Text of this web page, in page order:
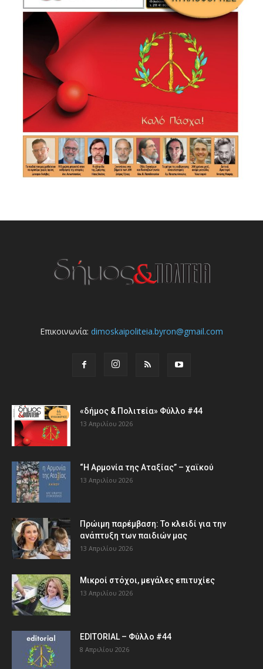
Επικοινωνία: dimoskaipoliteia.byron@gmail.com
«δήμος & Πολιτεία» Φύλλο #44
13 Απριλίου 2026
“Η Αρμονία της Αταξίας” – χαϊκού
13 Απριλίου 2026
Πρώιμη παρέμβαση: Το κλειδί για την
ανάπτυξη των παιδιών µας
13 Απριλίου 2026
Μικροί στόχοι, μεγάλες επιτυχίες
13 Απριλίου 2026
EDITORIAL – Φύλλο #44
8 Απριλίου 2026